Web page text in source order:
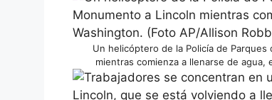
Un helicóptero de la Policía de
mientras comienza a llenarse de